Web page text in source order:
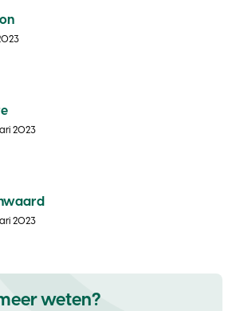
2023
2023
weten?